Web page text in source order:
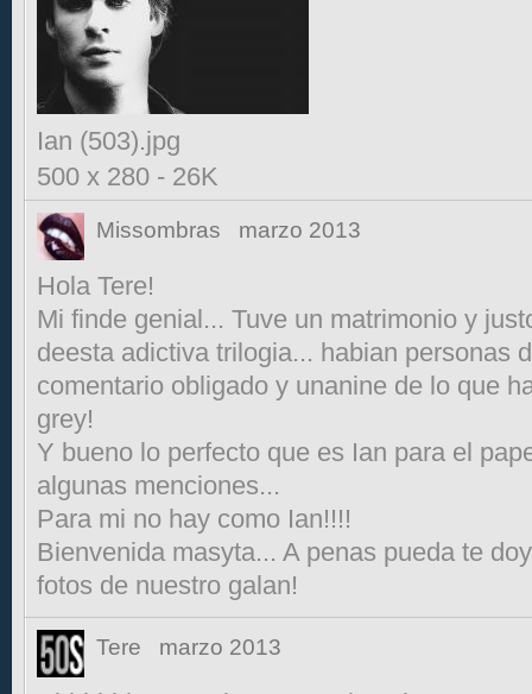
Ian (503).jpg
500 x 280 - 26K
Missombras marzo 2013
Hola Tere!
Mi finde genial... Tuve un matrimonio y
deesta adictiva trilogia... habian personas
comentario obligado y unanine de lo que
grey!
Y bueno lo perfecto que es Ian para el
algunas menciones...
Para mi no hay como Ian!!!!
Bienvenida masyta... A penas pueda te
fotos de nuestro galan!
Tere marzo 2013